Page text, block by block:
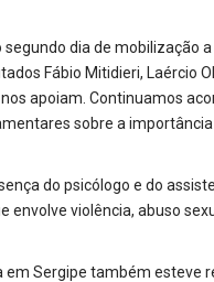
segundo dia de mobilização
Fábio Mitidieri, Laércio
apoiam. Continuamos
sobre a
do psicólogo e do
envolve violência, abuso
Sergipe também esteve